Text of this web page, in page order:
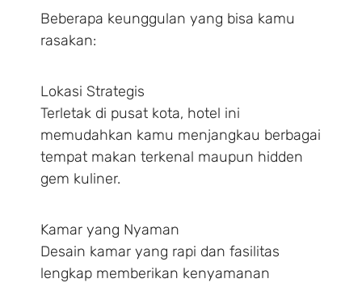
Beberapa keunggulan yang bisa kamu
rasakan:
Lokasi Strategis
Terletak di pusat kota, hotel ini
memudahkan kamu menjangkau berbagai
tempat makan terkenal maupun hidden
gem kuliner.
Kamar yang Nyaman
Desain kamar yang rapi dan fasilitas
lengkap memberikan kenyamanan